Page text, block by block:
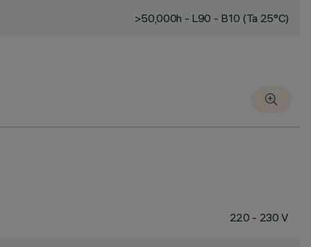
>50,000h - L90 - B10 (Ta 25°C)
220 - 230 V